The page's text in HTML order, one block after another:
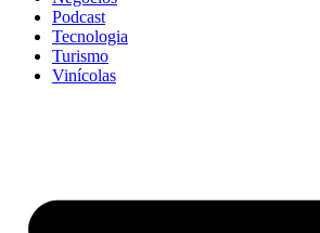
Podcast
Tecnologia
Turismo
Vinícolas